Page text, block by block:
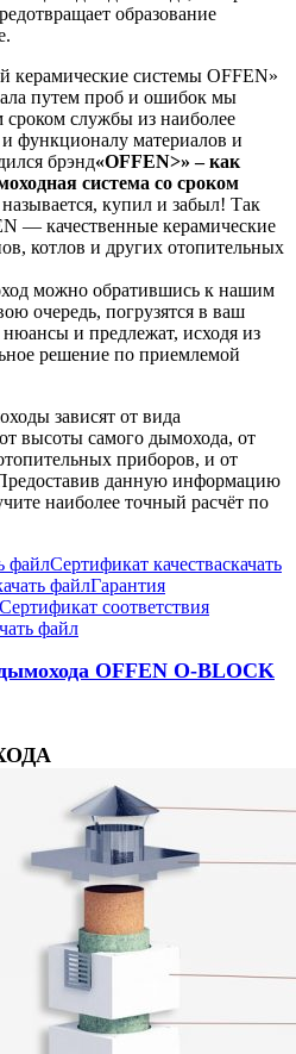
образование
керамические системы OFFEN»
путем проб и ошибок мы
службы из наиболее
функционалу материалов и
брэнд«OFFEN>» – как
система со сроком
купил и забыл! Так
— качественные керамические
котлов и других отопительных
можно обратившись к нашим
очередь, погрузятся в ваш
нюансы и предлежат, исходя из
решение по приемлемой
зависят от вида
высоты самого дымохода, от
приборов, и от
данную информацию
наиболее точный расчёт по
файлСертификат качестваскачать
файлГарантия
Сертификат соответствия
файл
OFFEN O-BLOCK